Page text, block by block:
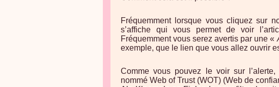
Fréquemment lorsque vous cliquez sur
s’affiche qui vous permet de voir
Fréquemment vous serez avertis par une «
exemple, que le lien que vous allez ouvrir
Comme vous pouvez le voir sur
nommé Web of Trust (WOT) (Web de